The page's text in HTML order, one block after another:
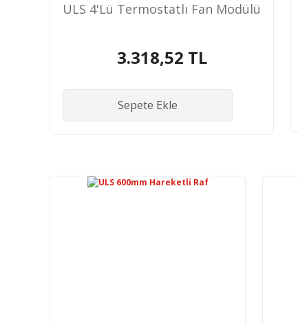
ULS 4'Lü Termostatlı Fan Modülü
3.318,52 TL
Sepete Ekle